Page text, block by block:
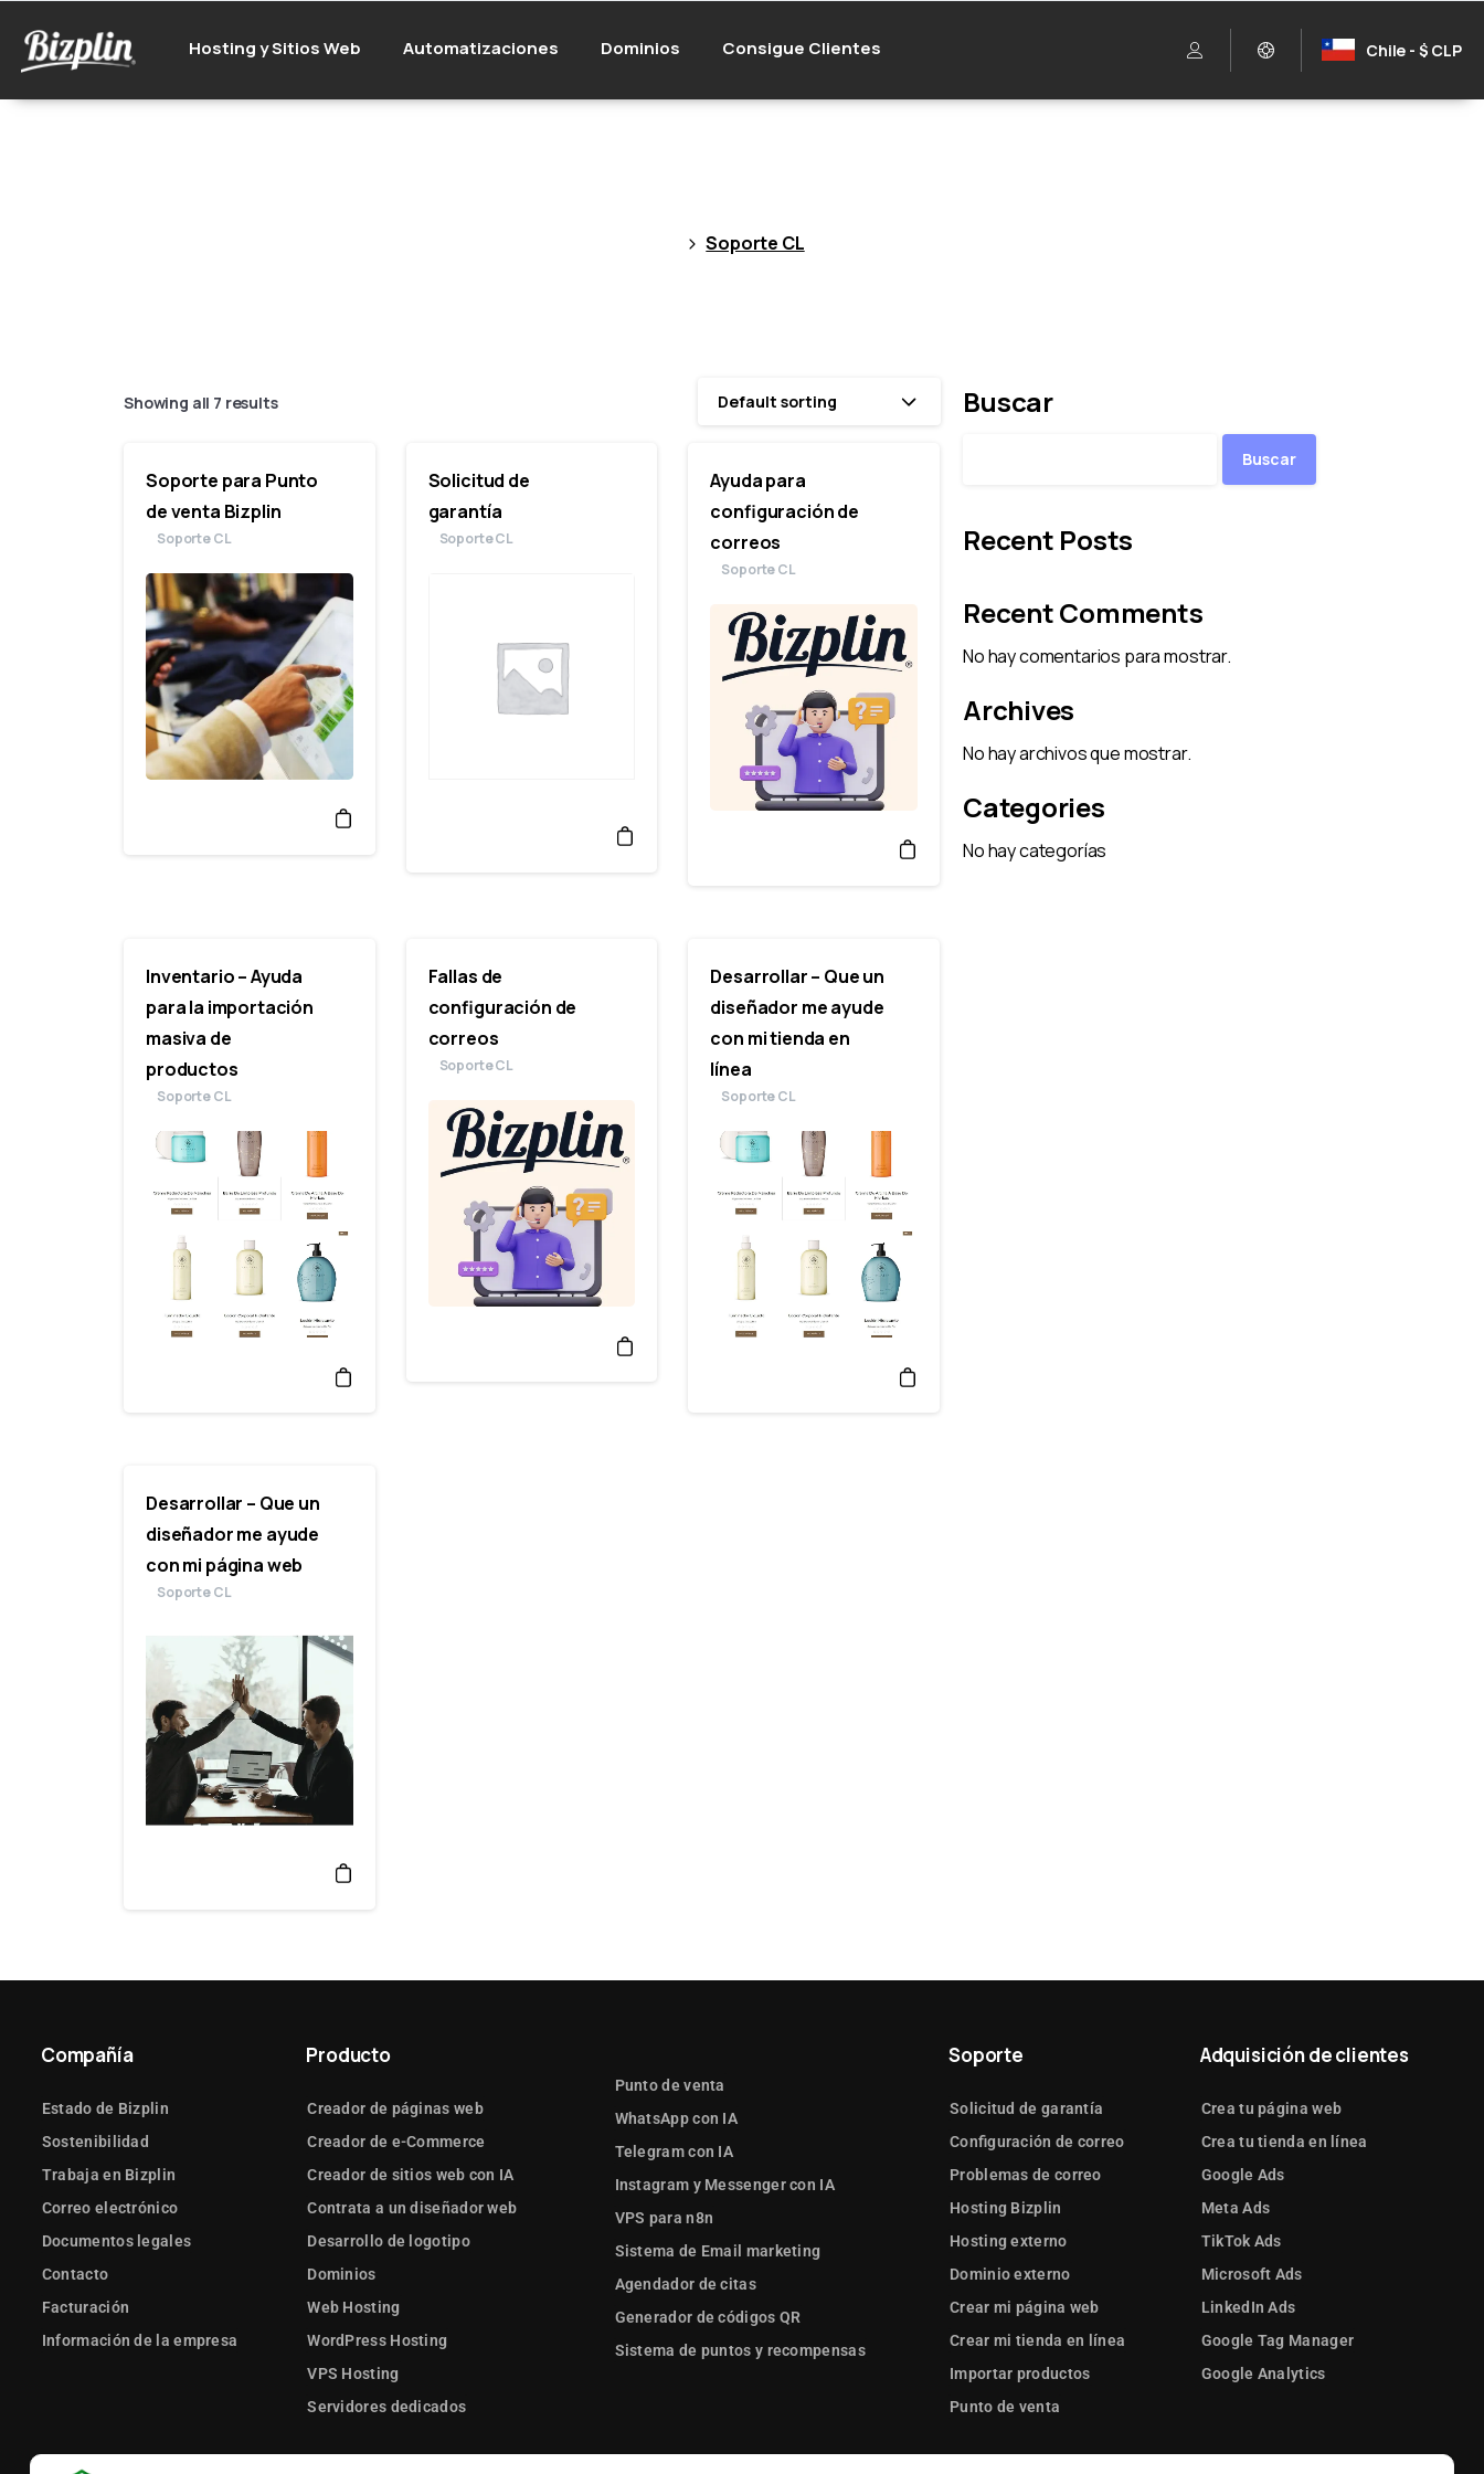
Hosting y Sitios Web Automatizaciones Dominios Consigue Clientes Chile - $ CLP
Soporte CL
Showing all 7 results Default sorting
Soporte para Punto
de venta Bizplin
Soporte CL
Solicitud de
garantía
Soporte CL
Ayuda para
configuración de
correos
Soporte CL
Inventario – Ayuda
para la importación
masiva de
productos
Soporte CL
Fallas de
configuración de
correos
Soporte CL
Desarrollar – Que un
diseñador me ayude
con mi tienda en
línea
Soporte CL
Desarrollar – Que un
diseñador me ayude
con mi página web
Soporte CL
Buscar
Buscar
Recent Posts
Recent Comments
No hay comentarios para mostrar.
Archives
No hay archivos que mostrar.
Categories
No hay categorías
Compañía
Estado de Bizplin
Sostenibilidad
Trabaja en Bizplin
Correo electrónico
Documentos legales
Contacto
Facturación
Información de la empresa
Producto
Creador de páginas web
Creador de e-Commerce
Creador de sitios web con IA
Contrata a un diseñador web
Desarrollo de logotipo
Dominios
Web Hosting
WordPress Hosting
VPS Hosting
Servidores dedicados
Punto de venta
WhatsApp con IA
Telegram con IA
Instagram y Messenger con IA
VPS para n8n
Sistema de Email marketing
Agendador de citas
Generador de códigos QR
Sistema de puntos y recompensas
Soporte
Solicitud de garantía
Configuración de correo
Problemas de correo
Hosting Bizplin
Hosting externo
Dominio externo
Crear mi página web
Crear mi tienda en línea
Importar productos
Punto de venta
Adquisición de clientes
Crea tu página web
Crea tu tienda en línea
Google Ads
Meta Ads
TikTok Ads
Microsoft Ads
LinkedIn Ads
Google Tag Manager
Google Analytics